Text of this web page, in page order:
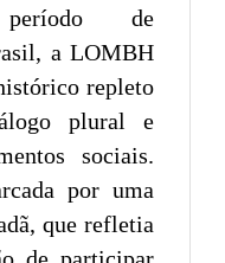
de
a LOMBH
repleto
plural e
sociais.
por uma
que refletia